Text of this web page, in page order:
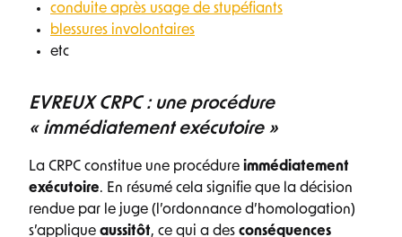
conduite après usage de stupéfiants
blessures involontaires
etc
EVREUX CRPC : une procédure
« immédiatement exécutoire »
La CRPC constitue une procédure immédiatement
exécutoire. En résumé cela signifie que la décision
rendue par le juge (l’ordonnance d’homologation)
s’applique aussitôt, ce qui a des conséquences